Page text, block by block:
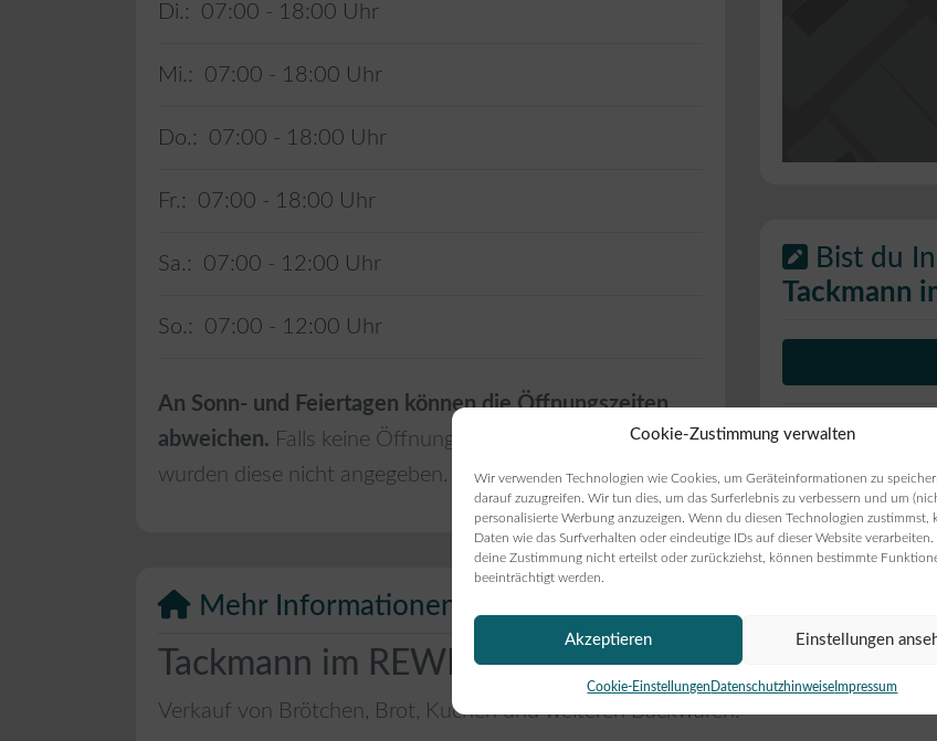
Cookie-Zustimmung verwalten
Wir verwenden Technologien wie Cookies, um Geräteinformationen zu
darauf zuzugreifen. Wir tun dies, um das Surferlebnis zu verbessern und um
personalisierte Werbung anzuzeigen. Wenn du diesen Technologien zustimmst,
Daten wie das Surfverhalten oder eindeutige IDs auf dieser Website verarbeiten.
deine Zustimmung nicht erteilst oder zurückziehst, können bestimmte
beeinträchtigt werden.
Akzeptieren Einstellungen
Cookie-Einstellungen Datenschutzhinweise Impressum
Di.: 07:00 - 18:00
Mi.: 07:00 - 18:00
Do.: 07:00 - 18:00
Fr.: 07:00 - 18:00
Sa.: 07:00 - 12:00
So.: 07:00 - 12:00
An Sonn- und Feiertagen können die Öffnungszeiten
abweichen. Falls keine Öffnungszeiten angezeigt werden,
wurden diese nicht angegeben.
Bist du
Tackmann
Mehr Informationen
Tackmann im REWE-Markt in Preetz
Verkauf von Brötchen, Brot, Kuchen und weiteren Backwaren.